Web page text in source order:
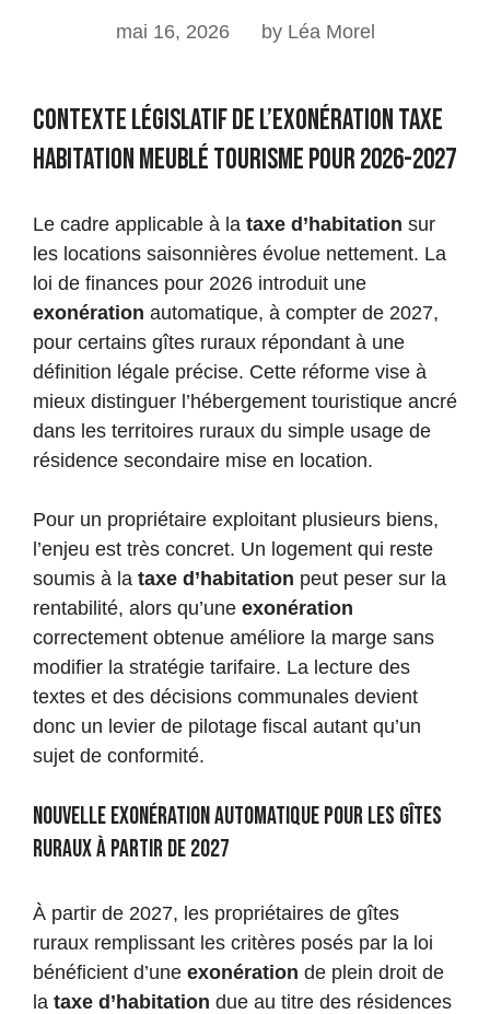
mai 16, 2026 by Léa Morel
Contexte législatif de l’exonération taxe
habitation meublé tourisme pour 2026-2027
Le cadre applicable à la taxe d’habitation sur
les locations saisonnières évolue nettement. La
loi de finances pour 2026 introduit une
exonération automatique, à compter de 2027,
pour certains gîtes ruraux répondant à une
définition légale précise. Cette réforme vise à
mieux distinguer l’hébergement touristique ancré
dans les territoires ruraux du simple usage de
résidence secondaire mise en location.
Pour un propriétaire exploitant plusieurs biens,
l’enjeu est très concret. Un logement qui reste
soumis à la taxe d’habitation peut peser sur la
rentabilité, alors qu’une exonération
correctement obtenue améliore la marge sans
modifier la stratégie tarifaire. La lecture des
textes et des décisions communales devient
donc un levier de pilotage fiscal autant qu’un
sujet de conformité.
Nouvelle exonération automatique pour les gîtes
ruraux à partir de 2027
À partir de 2027, les propriétaires de gîtes
ruraux remplissant les critères posés par la loi
bénéficient d’une exonération de plein droit de
la taxe d’habitation due au titre des résidences